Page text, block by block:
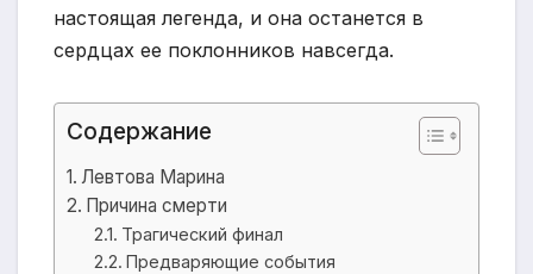
настоящая легенда, и она останется в
сердцах ее поклонников навсегда.
Содержание
Левтова Марина
Причина смерти
Трагический финал
Предваряющие события